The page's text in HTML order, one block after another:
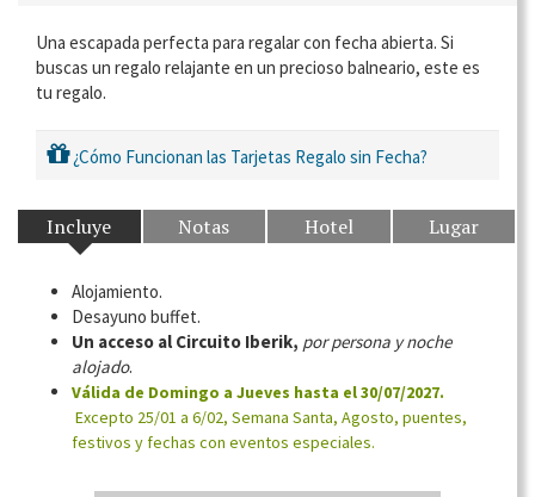
Una escapada perfecta para regalar con fecha abierta. Si
buscas un regalo relajante en un precioso balneario, este es
tu regalo.
¿Cómo Funcionan las Tarjetas Regalo sin Fecha?
Incluye Notas Hotel Lugar
Alojamiento.
Desayuno buffet.
Un acceso al Circuito Iberik, por persona y noche
alojado.
Válida de Domingo a Jueves hasta el 30/07/2027.
Excepto 25/01 a 6/02, Semana Santa, Agosto, puentes,
festivos y fechas con eventos especiales.